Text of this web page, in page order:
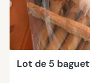
Lot de 5